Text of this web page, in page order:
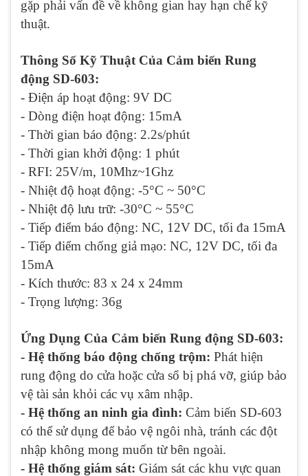
gặp phải vấn đề về không gian hay hạn chế kỹ
thuật.
Thông Số Kỹ Thuật Của Cảm biến Rung
động SD-603:
- Điện áp hoạt động: 9V DC
- Dòng điện hoạt động: 15mA
- Thời gian báo động: 2.2s/phút
- Thời gian khởi động: 1 phút
- RFI: 25V/m, 10Mhz~1Ghz
- Nhiệt độ hoạt động: -5°C ~ 50°C
- Nhiệt độ lưu trữ: -30°C ~ 55°C
- Tiếp điểm báo động: NC, 12V DC, tối đa 15mA
- Tiếp điểm chống giả mạo: NC, 12V DC, tối đa
15mA
- Kích thước: 83 x 24 x 24mm
- Trọng lượng: 36g
Ứng Dụng Của Cảm biến Rung động SD-603:
- Hệ thống báo động chống trộm: Phát hiện
rung động do cửa hoặc cửa sổ bị phá vỡ, giúp bảo
vệ tài sản khỏi các vụ xâm nhập.
- Hệ thống an ninh gia đình: Cảm biến SD-603
có thể sử dụng để bảo vệ ngôi nhà, tránh các đột
nhập không mong muốn từ bên ngoài.
- Hệ thống giám sát: Giám sát các khu vực quan